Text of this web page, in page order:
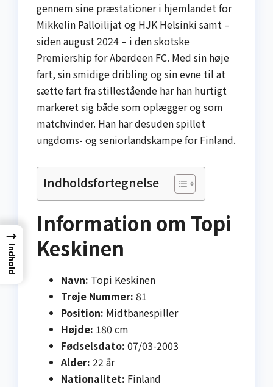
gennem sine præstationer i hjemlandet for
Mikkelin Palloilijat og HJK Helsinki samt –
siden august 2024 – i den skotske
Premiership for Aberdeen FC. Med sin høje
fart, sin smidige dribling og sin evne til at
sætte fart fra stillestående har han hurtigt
markeret sig både som oplægger og som
matchvinder. Han har desuden spillet
ungdoms- og seniorlandskampe for Finland.
Indholdsfortegnelse
Information om Topi
Keskinen
Navn: Topi Keskinen
Trøje Nummer: 81
Position: Midtbanespiller
Højde: 180 cm
Fødselsdato: 07/03-2003
Alder: 22 år
Nationalitet: Finland
→
Indhold